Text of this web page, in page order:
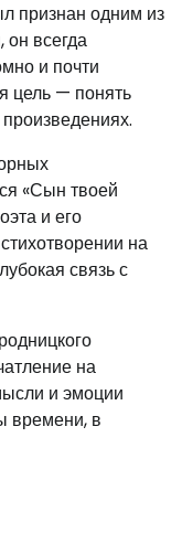
признан одним из
он всегда
и почти
цель — понять
«Сын твоей
и его
на
связь с
на
и эмоции
времени, в